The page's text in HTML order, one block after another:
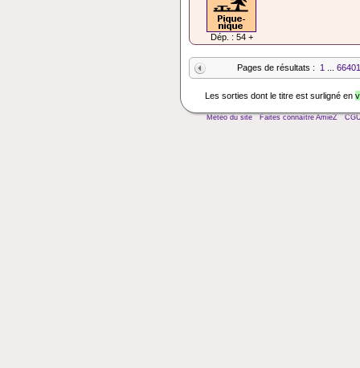
Dép. : 54 +
Pages de résultats : 1 66401
Les sorties dont le titre est surligné en
Météo du site Faites connaître AmieZ